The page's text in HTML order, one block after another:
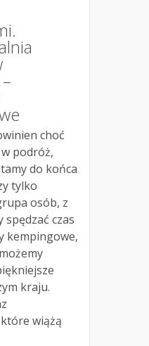
choć
podróż,
do końca
tylko
osób, z
czas
kempingowe,
kraju.
wiążą